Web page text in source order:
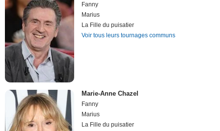
Fanny
Marius
La Fille du puisatier
Voir tous leurs tournages communs
Marie-Anne Chazel
Fanny
Marius
La Fille du puisatier